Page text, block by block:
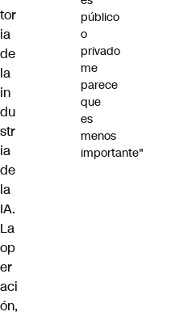
tor
ia
de
la
in
du
str
ia
de
la
IA.
La
op
er
aci
ón,
público
o
privado
me
parece
que
es
menos
importante"